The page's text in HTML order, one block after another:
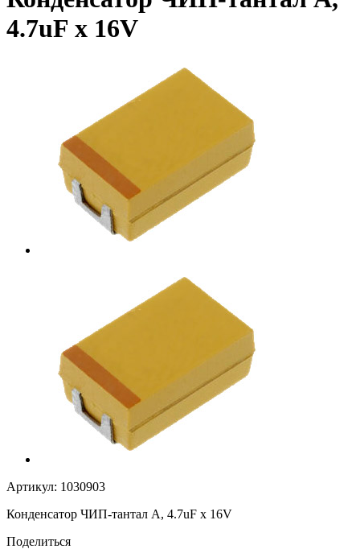
4.7uF х 16V
Артикул: 1030903
Конденсатор ЧИП-тантал А, 4.7uF х 16V
Поделиться